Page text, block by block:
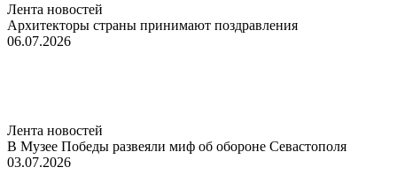
Лента новостей
Архитекторы страны принимают поздравления
06.07.2026
Лента новостей
В Музее Победы развеяли миф об обороне Севастополя
03.07.2026